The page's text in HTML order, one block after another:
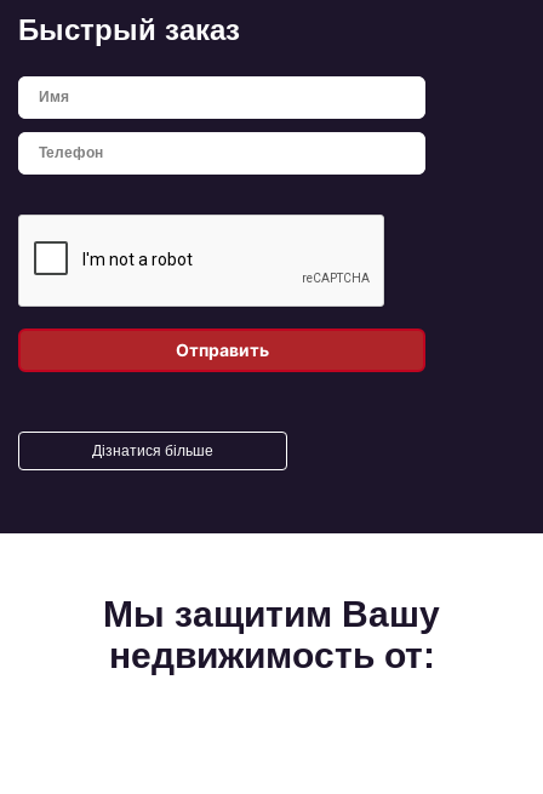
Быстрый заказ
Дізнатися більше
Мы защитим Вашу
недвижимость от: